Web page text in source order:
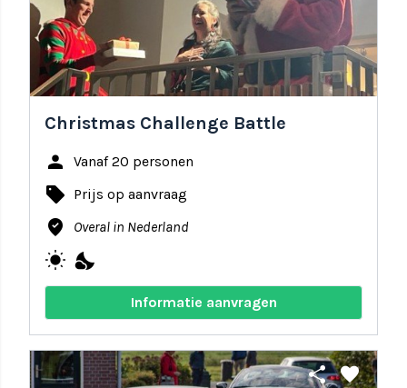
Christmas Challenge Battle
person Vanaf 20 personen
local_offer Prijs op aanvraag
where_to_vote Overal in Nederland
wb_sunny nights_stay
Informatie aanvragen
share favorite